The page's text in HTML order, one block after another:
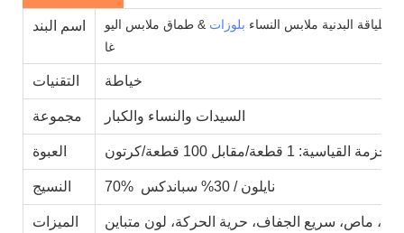
اسم البند البدنية ملابس النساء بلوزات & طماق ملابس اليو
غا
التقنيات خياطة
مجموعة السيدات والنساء والكبار
العبوة الحزمة القياسية: 1 قطعة/مقابل 100 قطعة/كرتون
النسيج 70% نايلون / 30% سباندكس
الميزات ماص، سريع الجفاف، حرية الحركة، لون متباين